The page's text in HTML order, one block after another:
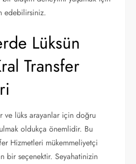
edebilirsiniz.
Lüksün
Transfer
ve lüks arayanlar için doğru
oldukça önemlidir. Bu
Hizmetleri mükemmeliyetçi
bir seçenektir. Seyahatinizin